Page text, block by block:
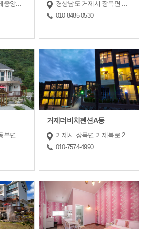
거제시 동부면 거제중앙로 27
경상남도 거제시 장목면 흥남길 36-1, 1,2,3,4동 거제 펜션 풀빌라 스테이레브소유
010-8485-0530
경상남도 거제시 동부면 구천2길 42-1
거제더비치펜션A동
거제시 장목면 거제북로 2738-1
010-7574-4990